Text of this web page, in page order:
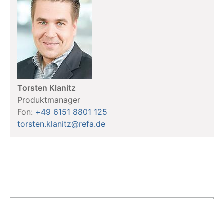
Torsten Klanitz
Produktmanager
Fon: +49 6151 8801 125
torsten.klanitz@refa.de